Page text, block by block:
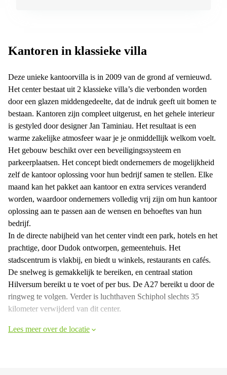
Kantoren in klassieke villa
Deze unieke kantoorvilla is in 2009 van de grond af vernieuwd.
Het center bestaat uit 2 klassieke villa’s die verbonden worden
door een glazen middengedeelte, dat de indruk geeft uit bomen te
bestaan. Kantoren zijn compleet uitgerust, en het gehele interieur
is gestyled door designer Jan Taminiau. Het resultaat is een
warme zakelijke atmosfeer waar je je onmiddellijk welkom voelt.
Het gebouw beschikt over een beveiligingssysteem en
parkeerplaatsen. Het concept biedt ondernemers de mogelijkheid
zelf de kantoor oplossing voor hun bedrijf samen te stellen. Elke
maand kan het pakket aan kantoor en extra services veranderd
worden, waardoor ondernemers volledig vrij zijn om hun kantoor
oplossing aan te passen aan de wensen en behoeftes van hun
bedrijf.
In de directe nabijheid van het center vindt een park, hotels en het
prachtige, door Dudok ontworpen, gemeentehuis. Het
stadscentrum is vlakbij, en biedt u winkels, restaurants en cafés.
De snelweg is gemakkelijk te bereiken, en centraal station
Hilversum bereikt u te voet of per bus. De A27 bereikt u door de
ringweg te volgen. Verder is luchthaven Schiphol slechts 35
kilometer verwijderd van dit center.
Lees meer over de locatie